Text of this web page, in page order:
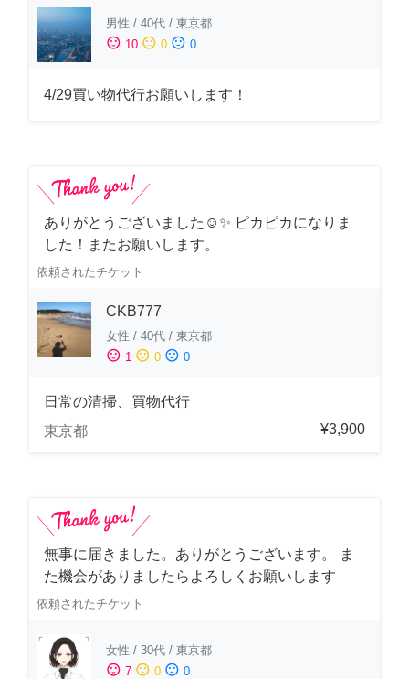
男性 / 40代 / 東京都
sentiment_satisfied 10 sentiment_neutral 0 sentiment_dissatisfied 0
4/29買い物代行お願いします！
ありがとうございました☺️✨ ピカピカになりま
した！またお願いします。
依頼されたチケット
CKB777
女性 / 40代 / 東京都
sentiment_satisfied 1 sentiment_neutral 0 sentiment_dissatisfied 0
日常の清掃、買物代行
東京都
¥3,900
無事に届きました。ありがとうございます。 ま
た機会がありましたらよろしくお願いします
依頼されたチケット
女性 / 30代 / 東京都
sentiment_satisfied 7 sentiment_neutral 0 sentiment_dissatisfied 0